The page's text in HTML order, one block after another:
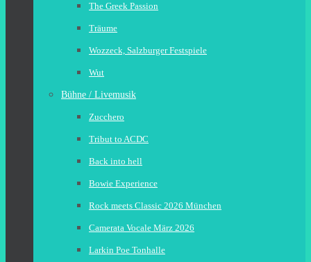
The Greek Passion
Träume
Wozzeck, Salzburger Festspiele
Wut
Bühne / Livemusik
Zucchero
Tribut to ACDC
Back into hell
Bowie Experience
Rock meets Classic 2026 München
Camerata Vocale März 2026
Larkin Poe Tonhalle